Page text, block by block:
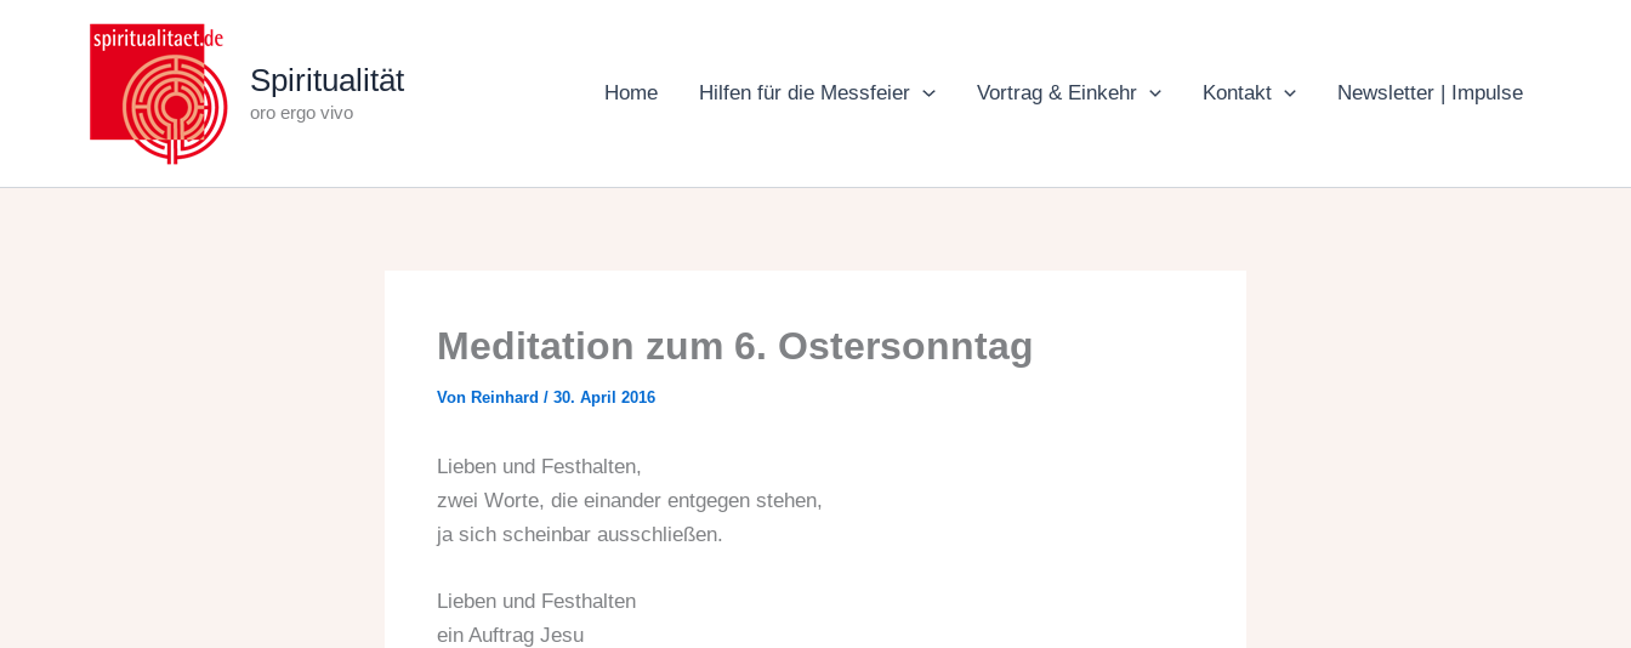
Spiritualität
oro ergo vivo
Home Hilfen für die Messfeier Vortrag & Einkehr Kontakt Newsletter | Impulse
Meditation zum 6. Ostersonntag
Von Reinhard / 30. April 2016
Lieben und Festhalten,
zwei Worte, die einander entgegen stehen,
ja sich scheinbar ausschließen.
Lieben und Festhalten
ein Auftrag Jesu